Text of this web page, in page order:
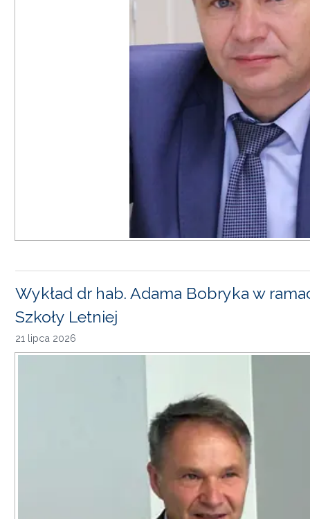
Wykład dr hab. Adama Bobryka w
Szkoły Letniej
21 lipca 2026